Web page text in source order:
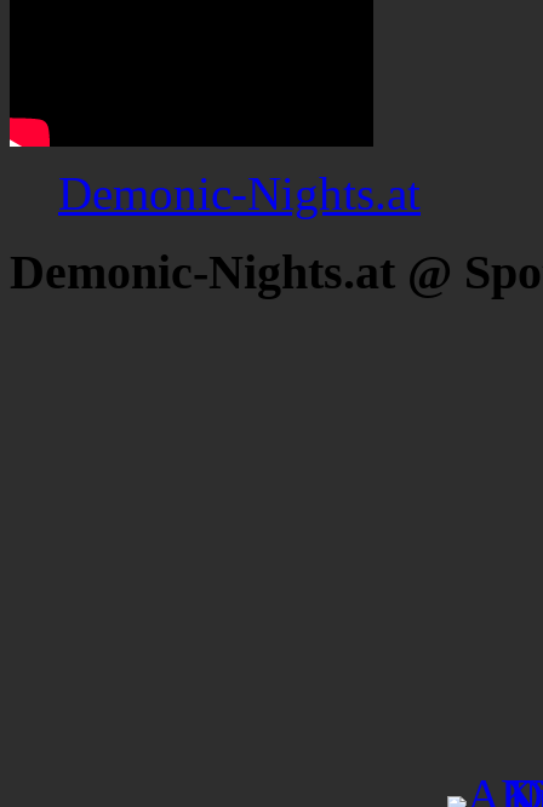
Demonic-Nights.at
Demonic-Nights.at @